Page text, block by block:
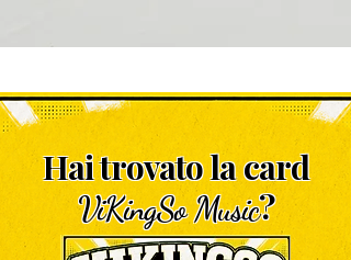
Hai trovato la card
ViKingSo Music?